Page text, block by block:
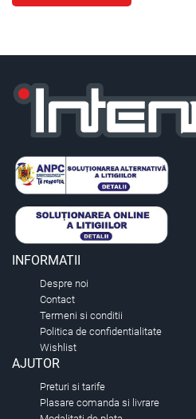
INFORMATII
Despre noi
Contact
Termeni si conditii
Politica de confidentialitate
Wishlist
AJUTOR
Preturi si tarife
Plasare comanda si livrare